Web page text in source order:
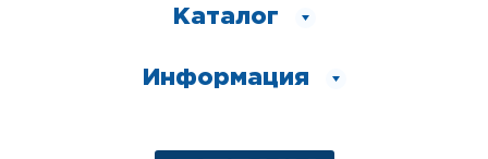
Каталог
Информация